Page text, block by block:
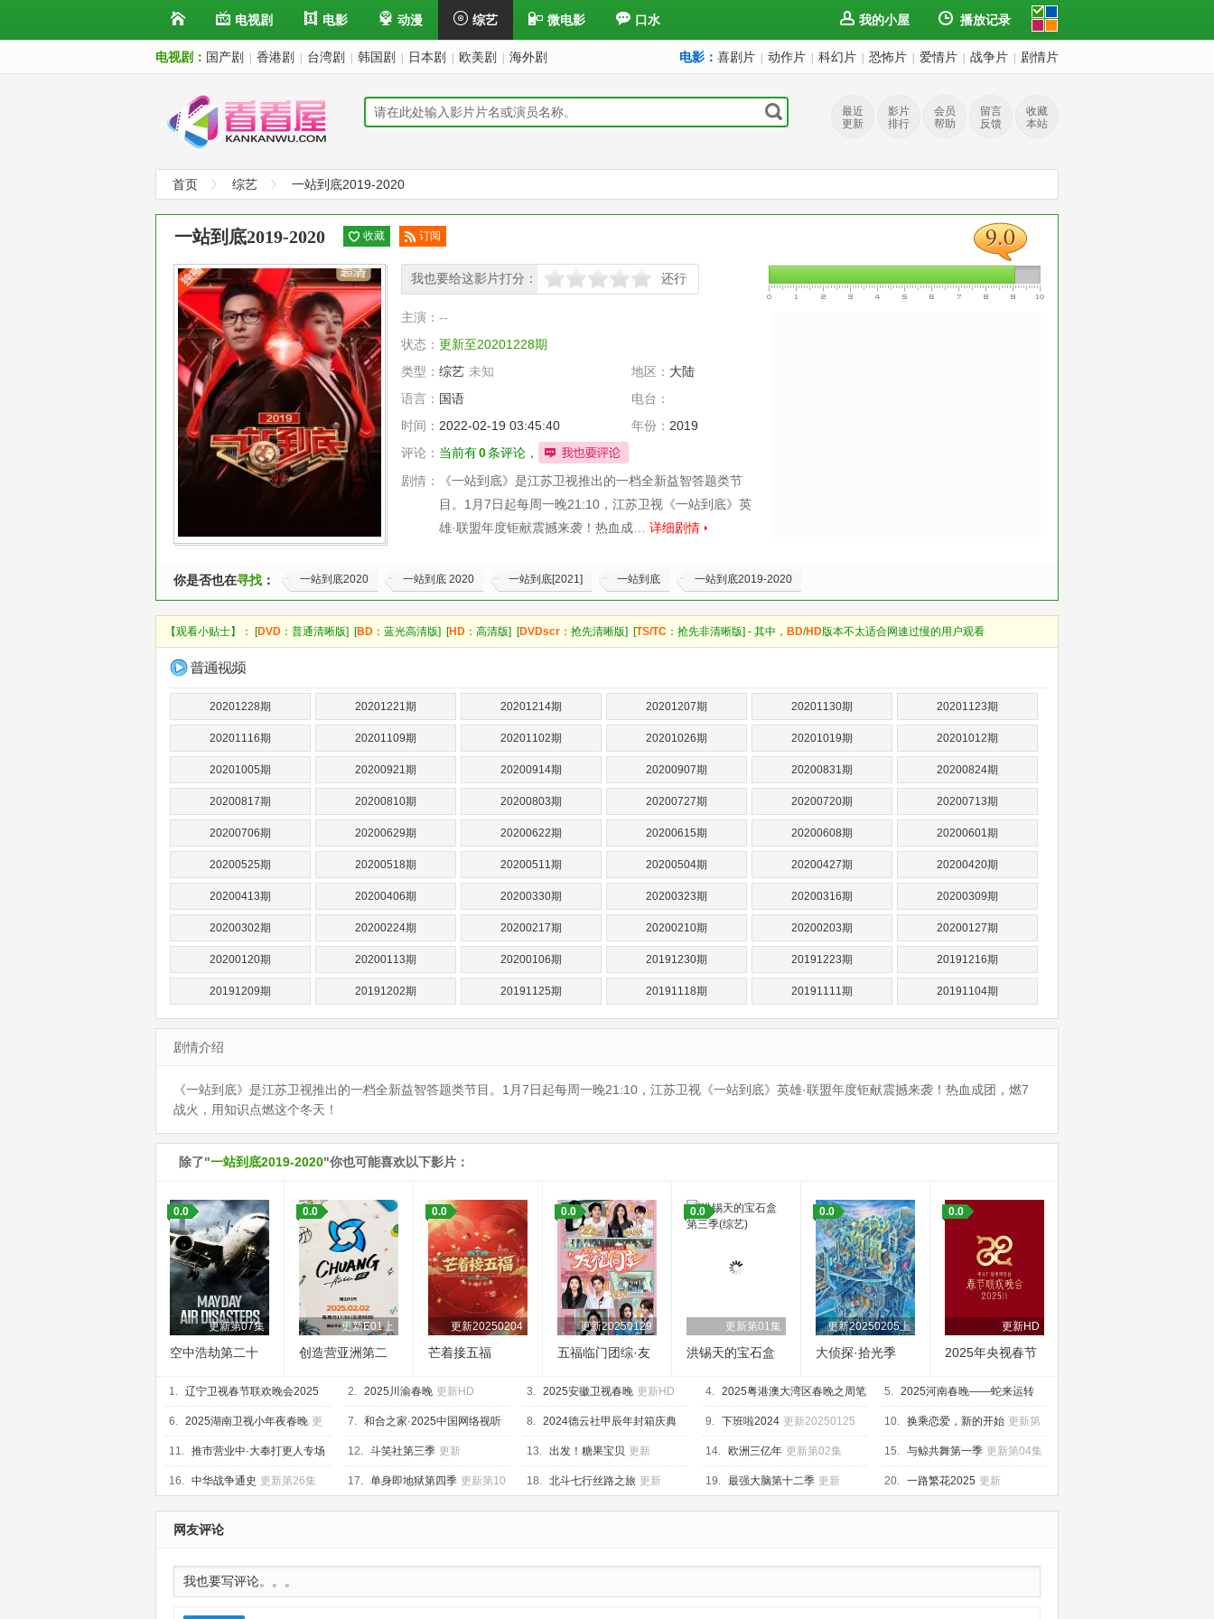
电视剧 电影 动漫 综艺 微电影 口水 我的小屋 播放记录
电视剧： 国产剧 香港剧 台湾剧 韩国剧 日本剧 欧美剧 海外剧 电影： 喜剧片 动作片 科幻片 恐怖片 爱情片 战争片 剧情片
最近
更新
影片
排行
会员
帮助
留言
反馈
收藏
本站
首页 综艺 一站到底2019-2020
9.0
9.0
一站到底2019-2020 收藏
订阅
我也要给这影片打分：
很差较差 还行推荐 力荐 还行
主演： --
状态： 更新至20201228期
类型： 综艺 未知 地区： 大陆
语言： 国语
电台：
时间： 2022-02-19 03:45:40 年份： 2019
评论： 当前有0条评论，
剧情：
《一站到底》是江苏卫视推出的一档全新益智答题类节
目。1月7日起每周一晚21:10，江苏卫视《一站到底》英
雄·联盟年度钜献震撼来袭！热血成… 详细剧情
你是否也在寻找 ： 一站到底2020 一站到底 2020 一站到底[2021] 一站到底 一站到底2019-2020
【观看小贴士】： [DVD ：普通清晰版] [BD ：蓝光高清版] [HD ：高清版] [DVDscr ：抢先清晰版] [TS/TC ：抢先非清晰版] - 其中， BD/HD版本不太适合网速过慢的用户观看
20201228期 20201221期 20201214期 20201207期 20201130期 20201123期
20201116期 20201109期 20201102期 20201026期 20201019期 20201012期
20201005期 20200921期 20200914期 20200907期 20200831期 20200824期
20200817期 20200810期 20200803期 20200727期 20200720期 20200713期
20200706期 20200629期 20200622期 20200615期 20200608期 20200601期
20200525期 20200518期 20200511期 20200504期 20200427期 20200420期
20200413期 20200406期 20200330期 20200323期 20200316期 20200309期
20200302期 20200224期 20200217期 20200210期 20200203期 20200127期
20200120期 20200113期 20200106期 20191230期 20191223期 20191216期
20191209期 20191202期 20191125期 20191118期 20191111期 20191104期
剧情介绍
《一站到底》是江苏卫视推出的一档全新益智答题类节目。1月7日起每周一晚21:10，江苏卫视《一站到底》英雄·联盟年度钜献震撼来袭！热血成团，燃7
战火，用知识点燃这个冬天！
除了"一站到底2019-2020"你也可能喜欢以下影片：
更新第07集
0.0
空中浩劫第二十
更新E01上
0.0
创造营亚洲第二
更新20250204
0.0
芒着接五福
更新20250129
0.0
五福临门团综·友
更新第01集
0.0
洪锡天的宝石盒
更新20250205上
0.0
大侦探·拾光季
更新HD
0.0
2025年央视春节
1. 辽宁卫视春节联欢晚会2025
更新第1期下
2. 2025川渝春晚 更新HD 3. 2025安徽卫视春晚 更新HD 4. 2025粤港澳大湾区春晚之周笔
畅新歌首唱 更新HD
5. 2025河南春晚——蛇来运转
万巳大吉 更新HD
6. 2025湖南卫视小年夜春晚 更
新HD
7. 和合之家·2025中国网络视听
盛典 更新HD
8. 2024德云社甲辰年封箱庆典
更新HD
9. 下班啦2024 更新20250125 10. 换乘恋爱，新的开始 更新第
03集
11. 推市营业中·大奉打更人专场
更新上
12. 斗笑社第三季 更新
20250202
13. 出发！糖果宝贝 更新
20250116
14. 欧洲三亿年 更新第02集 15. 与鲸共舞第一季 更新第04集
16. 中华战争通史 更新第26集 17. 单身即地狱第四季 更新第10
集
18. 北斗七行丝路之旅 更新
20250113
19. 最强大脑第十二季 更新
20250201
20. 一路繁花2025 更新
20250202
网友评论